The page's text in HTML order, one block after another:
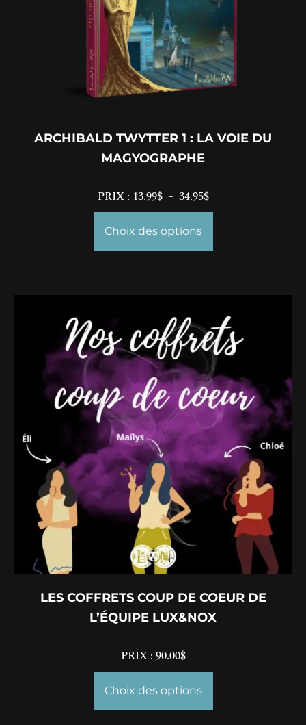
ARCHIBALD TWYTTER 1 : LA VOIE DU
MAGYOGRAPHE
PRIX : 13.99$ – 34.95$
Choix des options
LES COFFRETS COUP DE COEUR DE
L’ÉQUIPE LUX&NOX
PRIX : 90.00$
Choix des options